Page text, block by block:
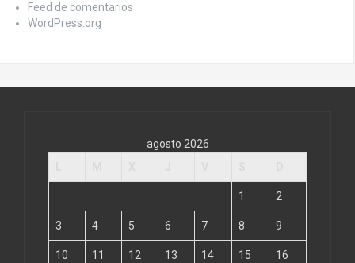
Feed de comentarios
WordPress.org
agosto 2026
1 2
3 4 5 6 7 8 9
10 11 12 13 14 15 16